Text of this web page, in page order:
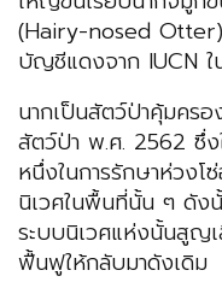
(Hairy-nosed
บัญชีแดงจาก IUCN ใ
นากเป็นสัตว์ป่าคุ้มคร
สัตว์ป่า พ.ศ. 2562 ซึ่ง
หนึ่งในการรักษาห่วงโ
นิเวศในพื้นที่นั้น ๆ ดัง
ระบบนิเวศแห่งนั้นสูญ
ฟื้นฟูให้กลับมาดังเดิม